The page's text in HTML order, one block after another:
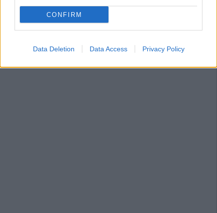
CONFIRM
Data Deletion Data Access Privacy Policy